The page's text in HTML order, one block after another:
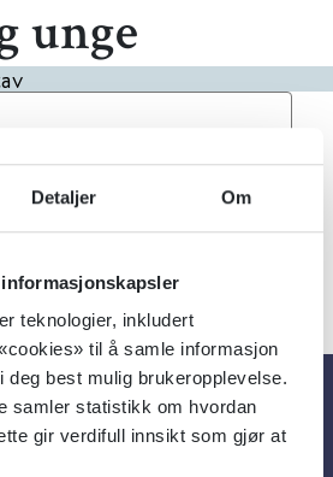
Detaljer Om
teknologier, inkludert
til å samle informasjon
deg best mulig brukeropplevelse.
samler statistikk om hvordan
gir verdifull innsikt som gjør at
unge
Dato Alfabetisk